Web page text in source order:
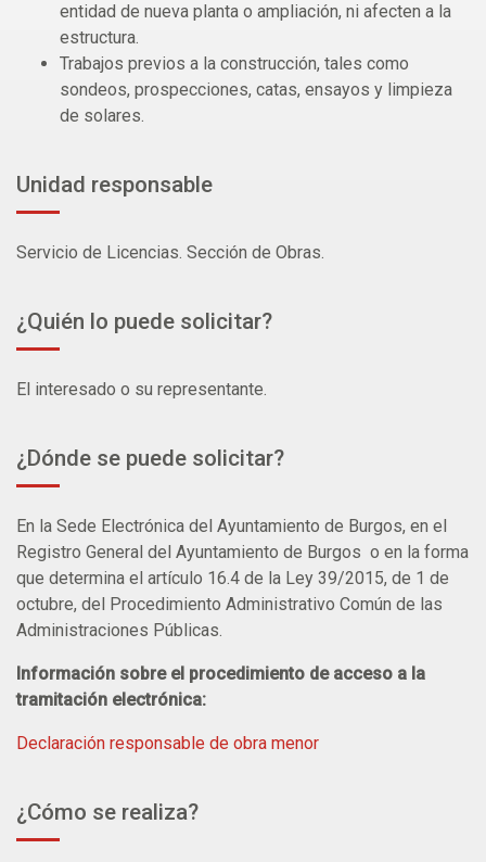
entidad de nueva planta o ampliación, ni afecten a la
estructura.
Trabajos previos a la construcción, tales como
sondeos, prospecciones, catas, ensayos y limpieza
de solares.
Unidad responsable
Servicio de Licencias. Sección de Obras.
¿Quién lo puede solicitar?
El interesado o su representante.
¿Dónde se puede solicitar?
En la Sede Electrónica del Ayuntamiento de Burgos, en el
Registro General del Ayuntamiento de Burgos o en la forma
que determina el artículo 16.4 de la Ley 39/2015, de 1 de
octubre, del Procedimiento Administrativo Común de las
Administraciones Públicas.
Información sobre el procedimiento de acceso a la
tramitación electrónica:
Declaración responsable de obra menor
¿Cómo se realiza?